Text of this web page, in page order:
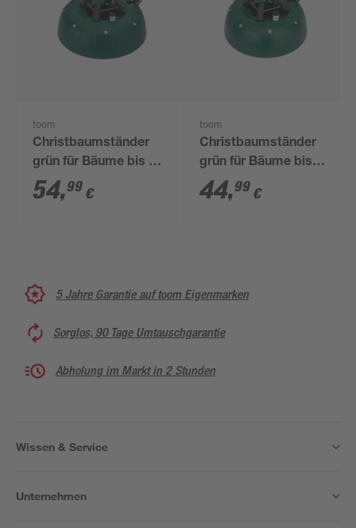
toom
Christbaumständer
grün für Bäume bis 3
m
54,99 €
toom
Christbaumständer
grün für Bäume bis
2,5 m
44,99 €
5 Jahre Garantie auf toom Eigenmarken
Sorglos, 90 Tage Umtauschgarantie
Abholung im Markt in 2 Stunden
Wissen & Service
Unternehmen